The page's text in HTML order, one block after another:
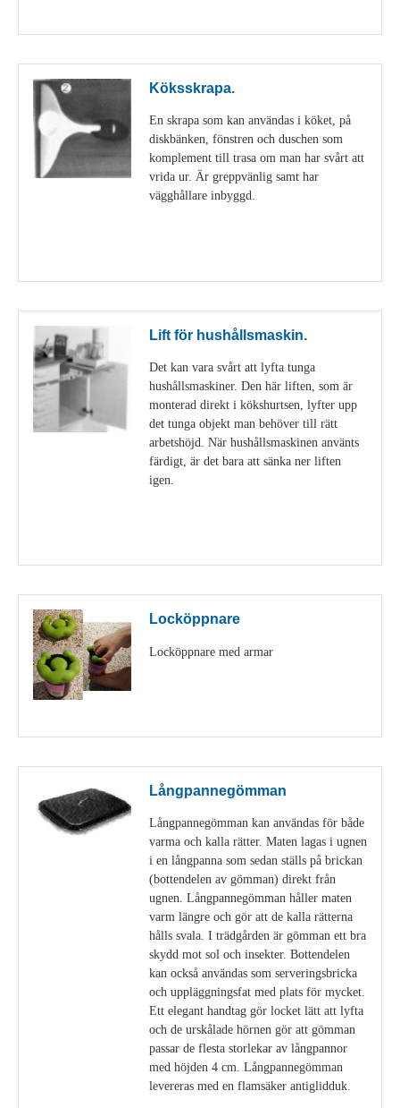
Köksskrapa.
En skrapa som kan användas i köket, på
diskbänken, fönstren och duschen som
komplement till trasa om man har svårt att
vrida ur. Är greppvänlig samt har
vägghållare inbyggd.
Lift för hushållsmaskin.
Det kan vara svårt att lyfta tunga
hushållsmaskiner. Den här liften, som är
monterad direkt i kökshurtsen, lyfter upp
det tunga objekt man behöver till rätt
arbetshöjd. När hushållsmaskinen använts
färdigt, är det bara att sänka ner liften
igen.
Locköppnare
Locköppnare med armar
Långpannegömman
Långpannegömman kan användas för både
varma och kalla rätter. Maten lagas i ugnen
i en långpanna som sedan ställs på brickan
(bottendelen av gömman) direkt från
ugnen. Långpannegömman håller maten
varm längre och gör att de kalla rätterna
hålls svala. I trädgården är gömman ett bra
skydd mot sol och insekter. Bottendelen
kan också användas som serveringsbricka
och uppläggningsfat med plats för mycket.
Ett elegant handtag gör locket lätt att lyfta
och de urskålade hörnen gör att gömman
passar de flesta storlekar av långpannor
med höjden 4 cm. Långpannegömman
levereras med en flamsäker antiglidduk.